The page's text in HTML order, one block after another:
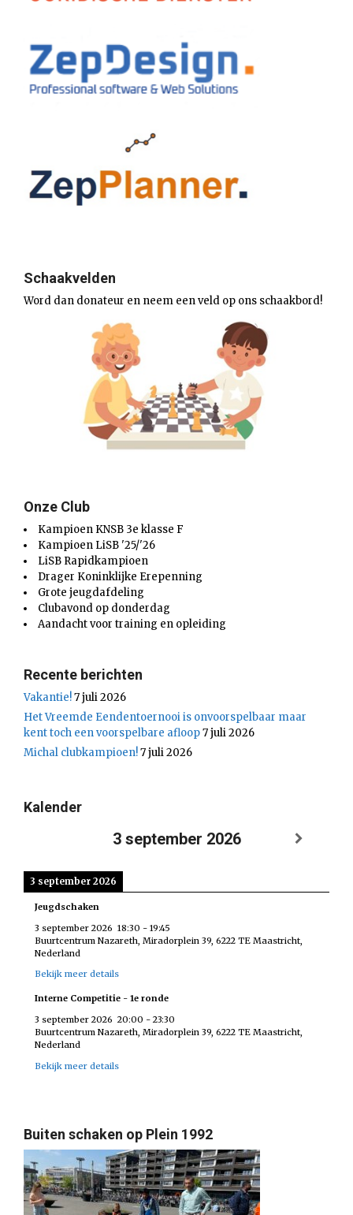
Schaakvelden
Word dan donateur en neem een veld op ons schaakbord!
Onze Club
Kampioen KNSB 3e klasse F
Kampioen LiSB '25/'26
LiSB Rapidkampioen
Drager Koninklijke Erepenning
Grote jeugdafdeling
Clubavond op donderdag
Aandacht voor training en opleiding
Recente berichten
Vakantie!7 juli 2026
Het Vreemde Eendentoernooi is onvoorspelbaar maar
kent toch een voorspelbare afloop7 juli 2026
Michal clubkampioen!7 juli 2026
Kalender
3 september 2026
3 september 2026
Jeugdschaken
3 september 2026 18:30 - 19:45
Buurtcentrum Nazareth, Miradorplein 39, 6222 TE Maastricht,
Nederland
Bekijk meer details
Interne Competitie - 1e ronde
3 september 2026 20:00 - 23:30
Buurtcentrum Nazareth, Miradorplein 39, 6222 TE Maastricht,
Nederland
Bekijk meer details
Buiten schaken op Plein 1992